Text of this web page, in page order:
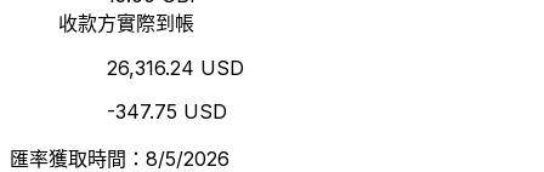
收款方實際到帳
26,316.24 USD
-347.75 USD
匯率獲取時間：8/5/2026